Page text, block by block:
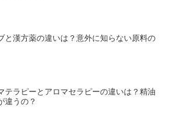
と漢方薬の違いは？意外に知らない原料の
テラピーとアロマセラピーの違いは？精油
違うの？